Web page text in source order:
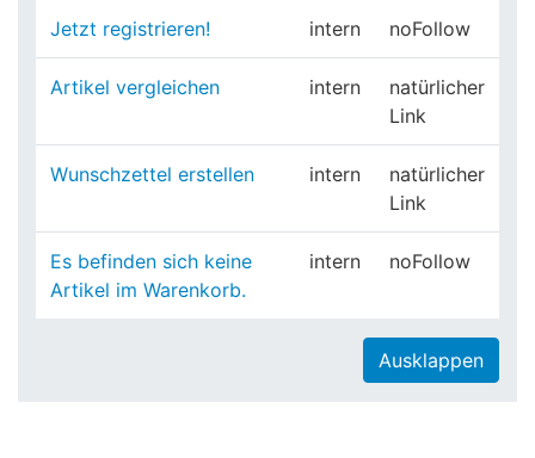
Jetzt registrieren! intern noFollow
Artikel vergleichen intern
natürlicher
Link
Wunschzettel erstellen intern
natürlicher
Link
Es befinden sich keine
Artikel im Warenkorb.
intern noFollow
Ausklappen